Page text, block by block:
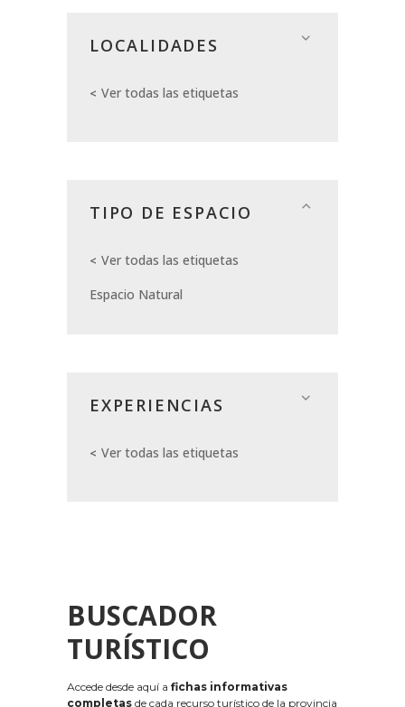
LOCALIDADES
Ver todas las etiquetas
TIPO DE ESPACIO
Ver todas las etiquetas
Espacio Natural
EXPERIENCIAS
Ver todas las etiquetas
BUSCADOR
TURÍSTICO
Accede desde aquí a fichas informativas
completas de cada recurso turístico de la provincia